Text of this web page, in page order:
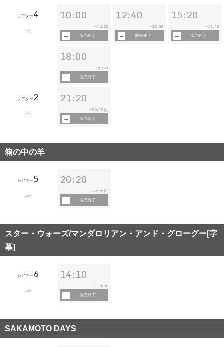
シアター4
127分
10:00
~12:20
販売終了
12:40
~15:00
販売終了
15:20
~17:40
販売終了
18:00
~ 20:20
販売終了
シアター2
127分
21:20
~ 23:40 [L]
販売終了
箱の中の羊
シアター5
125分
20:20
~ 22:35 [L]
販売終了
スター・ウォーズ/マンダロリアン・アンド・グローグー[字
幕]
シアター 6
132分
14:10
~16:35
販売終了
SAKAMOTO DAYS